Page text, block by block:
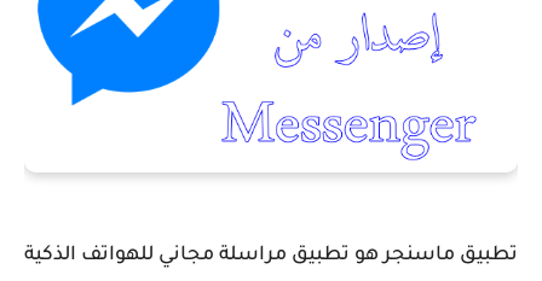
تطبيق ماسنجرهو تطبيق مراسلة مجاني للهواتف الذكية